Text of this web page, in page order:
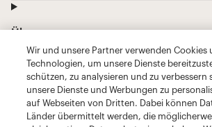
Wir und unsere Partner verwenden Cookies
Technologien, um unsere Dienste
schützen, zu analysieren und zu verbessern
unsere Dienste und Werbungen zu
auf Webseiten von Dritten. Dabei können
Länder übermittelt werden, die